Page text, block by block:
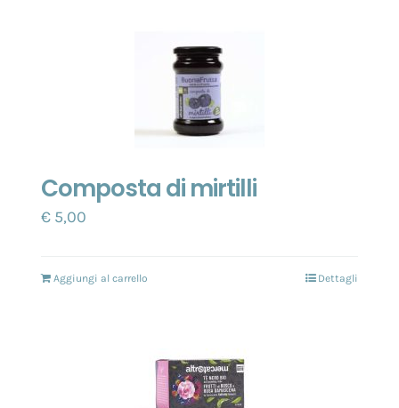
Composta di mirtilli
€ 5,00
Aggiungi al carrello Dettagli